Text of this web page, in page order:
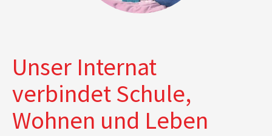
Unser Internat
verbindet Schule,
Wohnen und Leben